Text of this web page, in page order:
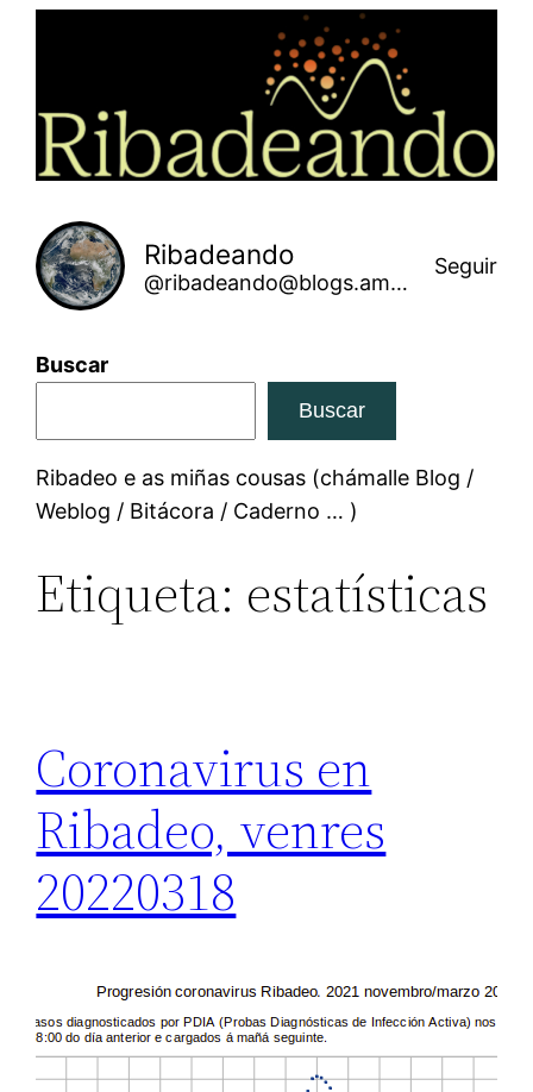
Ribadeando
@ribadeando@blogs.amarinha.gal
Seguir
Buscar
Buscar
Ribadeo e as miñas cousas (chámalle Blog /
Weblog / Bitácora / Caderno … )
Etiqueta: estatísticas
Coronavirus en
Ribadeo, venres
20220318